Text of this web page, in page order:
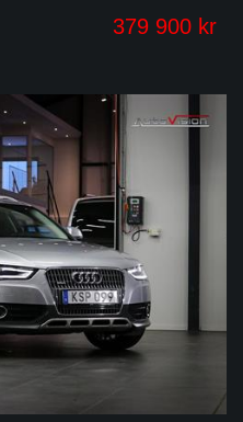
379 900 kr